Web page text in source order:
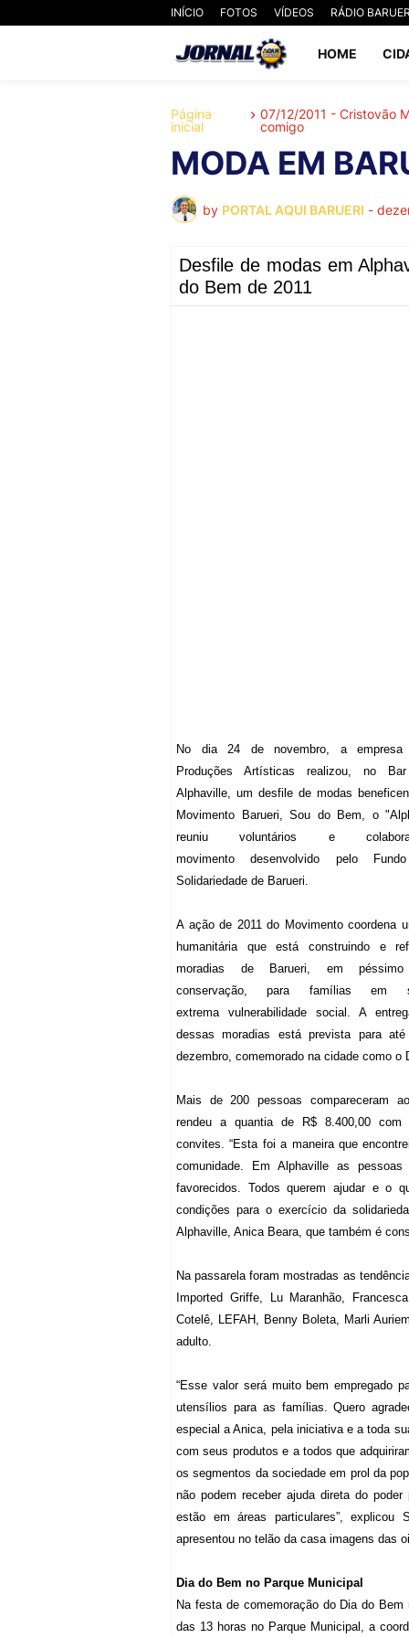
INÍCIO FOTOS VÍDEOS RÁDIO
HOME
Página
inicial
07/12/2011 - Cristovão
comigo
MODA EM
by PORTAL AQUI BARUERI -
Desfile de modas em
do Bem de 2011
No dia 24 de novembro, a empresa
Produções Artísticas realizou, no
Alphaville, um desfile de modas
Movimento Barueri, Sou do Bem, o
reuniu voluntários e
movimento desenvolvido pelo
Solidariedade de Barueri.
A ação de 2011 do Movimento coordena
humanitária que está construindo e
moradias de Barueri, em
conservação, para famílias em
extrema vulnerabilidade social. A
dessas moradias está prevista para
dezembro, comemorado na cidade como o
Mais de 200 pessoas compareceram
rendeu a quantia de R$ 8.400,00
convites. “Esta foi a maneira que
comunidade. Em Alphaville as
favorecidos. Todos querem ajudar e o
condições para o exercício da
Alphaville, Anica Beara, que também é
Na passarela foram mostradas as
Imported Griffe, Lu Maranhão,
Cotelê, LEFAH, Benny Boleta, Marli
adulto.
“Esse valor será muito bem empregado
utensílios para as famílias. Quero
especial a Anica, pela iniciativa e a toda
com seus produtos e a todos que
os segmentos da sociedade em prol da
não podem receber ajuda direta do
estão em áreas particulares”, explicou
apresentou no telão da casa imagens das
Dia do Bem no Parque Municipal
Na festa de comemoração do Dia do
das 13 horas no Parque Municipal, a